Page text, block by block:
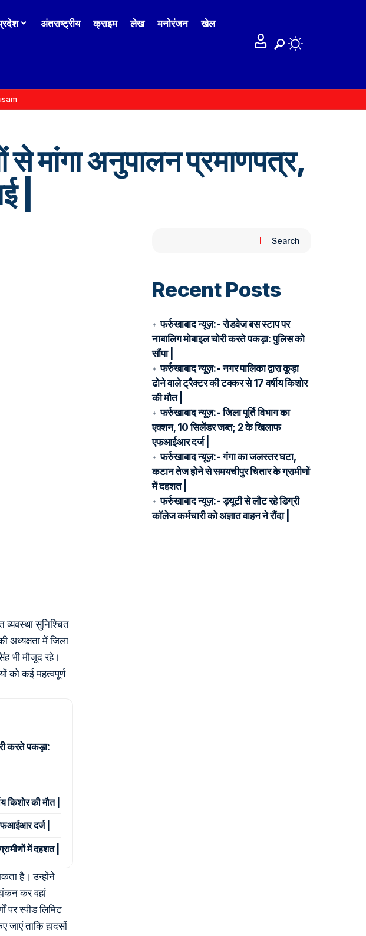
अंतराष्ट्रीय क्राइम लेख मनोरंजन खेल
मांगा अनुपालन प्रमाणपत्र,
|
व्यवस्था सुनिश्चित
अध्यक्षता में जिला
भी मौजूद रहे।
को कई महत्वपूर्ण
करते पकड़ा:
किशोर की मौत |
दर्ज |
में दहशत |
है। उन्होंने
कर वहां
पर स्पीड लिमिट
जाएं ताकि हादसों
Search
Recent Posts
फर्रुखाबाद न्यूज़:- रोडवेज बस स्टाप पर
नाबालिग मोबाइल चोरी करते पकड़ा: पुलिस को
सौंपा |
फर्रुखाबाद न्यूज़:- नगर पालिका द्वारा कूड़ा
ढोने वाले ट्रैक्टर की टक्कर से 17 वर्षीय किशोर
की मौत |
फर्रुखाबाद न्यूज़:- जिला पूर्ति विभाग का
एक्शन, 10 सिलेंडर जब्त; 2 के खिलाफ
एफआईआर दर्ज |
फर्रुखाबाद न्यूज़:- गंगा का जलस्तर घटा,
कटान तेज होने से समयचीपुर चितार के ग्रामीणों
में दहशत |
फर्रुखाबाद न्यूज़:- ड्यूटी से लौट रहे डिग्री
कॉलेज कर्मचारी को अज्ञात वाहन ने रौंदा |